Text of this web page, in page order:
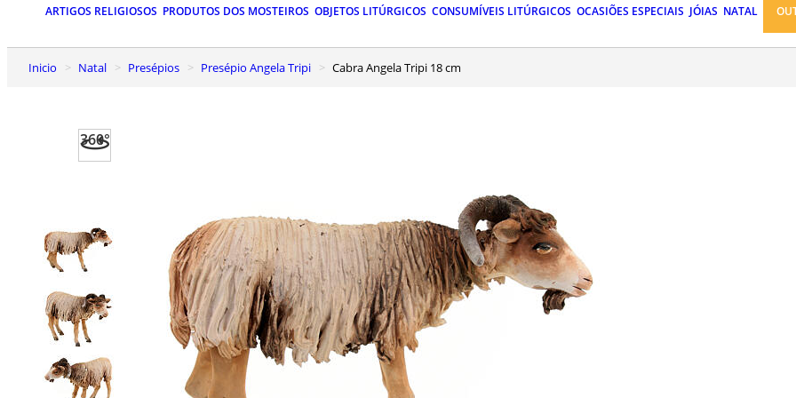
ARTIGOS RELIGIOSOS PRODUTOS DOS MOSTEIROS OBJETOS LITÚRGICOS CONSUMÍVEIS LITÚRGICOS OCASIÕES ESPECIAIS JÓIAS NATAL
Inicio Natal Presépios Presépio Angela Tripi Cabra Angela Tripi 18 cm
360°